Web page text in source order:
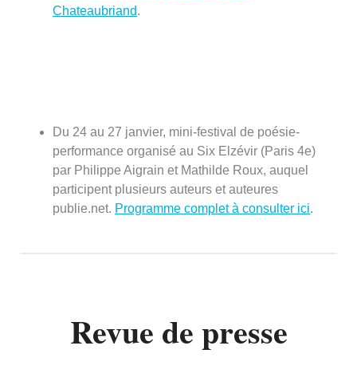
Chateaubriand.
Du 24 au 27 janvier, mini-festival de poésie-
performance organisé au Six Elzévir (Paris 4e)
par Philippe Aigrain et Mathilde Roux, auquel
participent plusieurs auteurs et auteures
publie.net. Programme complet à consulter ici.
Revue de presse